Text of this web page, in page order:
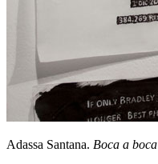
Adassa Santana. Boca a boca